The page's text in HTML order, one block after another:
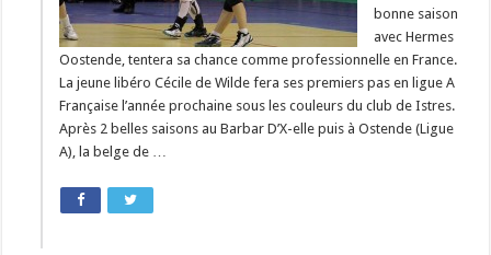
bonne saison
avec Hermes
Oostende, tentera sa chance comme professionnelle en France.
La jeune libéro Cécile de Wilde fera ses premiers pas en ligue A
Française l’année prochaine sous les couleurs du club de Istres.
Après 2 belles saisons au Barbar D’X-elle puis à Ostende (Ligue
A), la belge de …